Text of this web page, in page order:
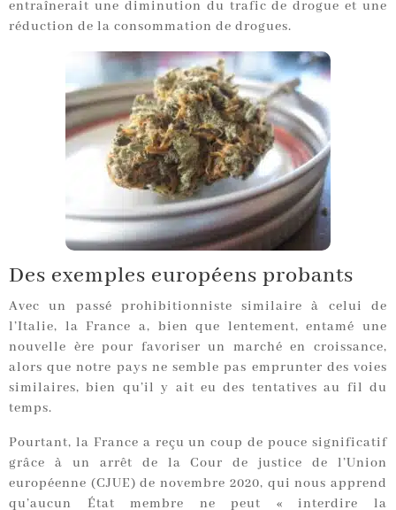
entraînerait une diminution du trafic de drogue et une
réduction de la consommation de drogues.
Des exemples européens probants
Avec un passé prohibitionniste similaire à celui de
l’Italie, la France a, bien que lentement, entamé une
nouvelle ère pour favoriser un marché en croissance,
alors que notre pays ne semble pas emprunter des voies
similaires, bien qu’il y ait eu des tentatives au fil du
temps.
Pourtant, la France a reçu un coup de pouce significatif
grâce à un arrêt de la Cour de justice de l’Union
européenne (CJUE) de novembre 2020, qui nous apprend
qu’aucun État membre ne peut « interdire la